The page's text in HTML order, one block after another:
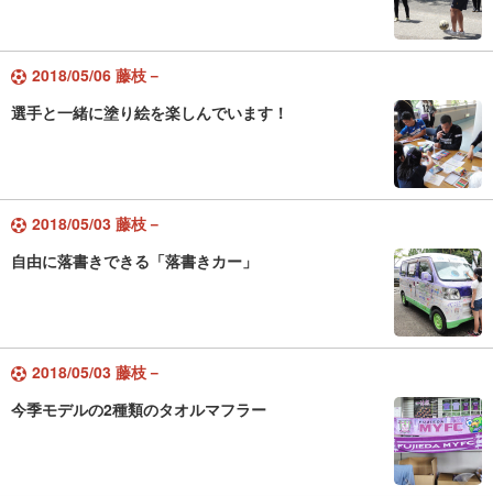
2018/05/06 藤枝－
選手と一緒に塗り絵を楽しんでいます！
2018/05/03 藤枝－
自由に落書きできる「落書きカー」
2018/05/03 藤枝－
今季モデルの2種類のタオルマフラー